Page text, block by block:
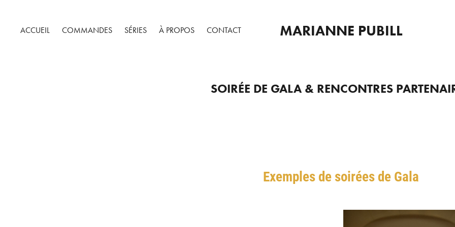
ACCUEIL COMMANDES SÉRIES À PROPOS CONTACT MARIANNE PUBILL
SOIRÉE DE GALA & RENCONTRES
Exemples de soirées de Gala